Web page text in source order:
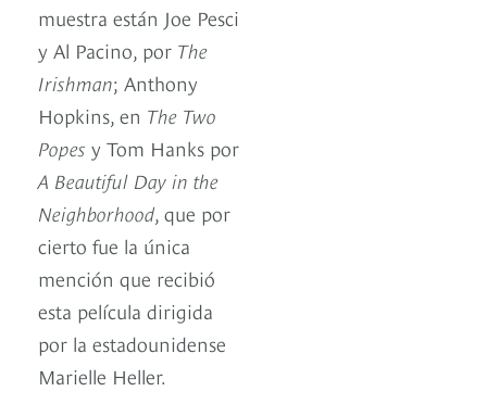
muestra están Joe Pesci
y Al Pacino, por The
Irishman; Anthony
Hopkins, en The Two
Popes y Tom Hanks por
A Beautiful Day in the
Neighborhood, que por
cierto fue la única
mención que recibió
esta película dirigida
por la estadounidense
Marielle Heller.